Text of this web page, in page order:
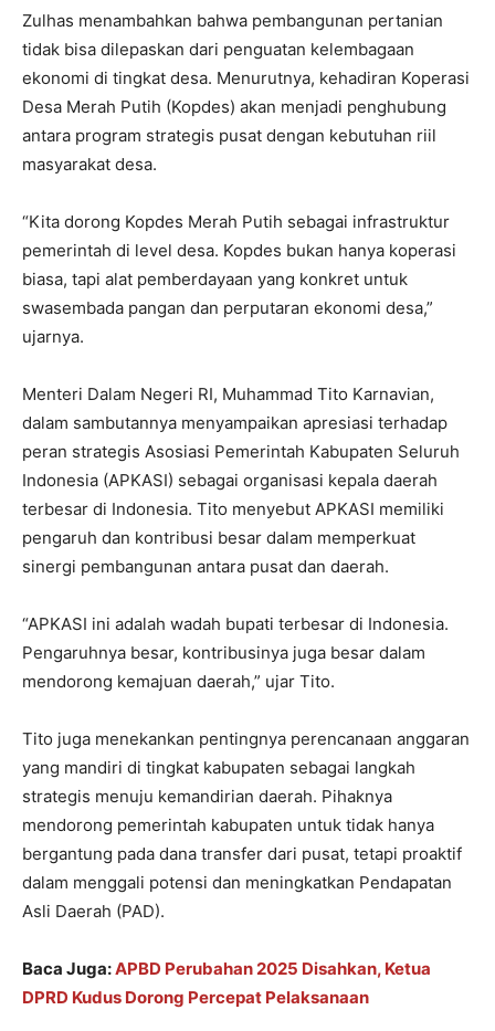
Zulhas menambahkan bahwa pembangunan pertanian
tidak bisa dilepaskan dari penguatan kelembagaan
ekonomi di tingkat desa. Menurutnya, kehadiran Koperasi
Desa Merah Putih (Kopdes) akan menjadi penghubung
antara program strategis pusat dengan kebutuhan riil
masyarakat desa.
“Kita dorong Kopdes Merah Putih sebagai infrastruktur
pemerintah di level desa. Kopdes bukan hanya koperasi
biasa, tapi alat pemberdayaan yang konkret untuk
swasembada pangan dan perputaran ekonomi desa,”
ujarnya.
Menteri Dalam Negeri RI, Muhammad Tito Karnavian,
dalam sambutannya menyampaikan apresiasi terhadap
peran strategis Asosiasi Pemerintah Kabupaten Seluruh
Indonesia (APKASI) sebagai organisasi kepala daerah
terbesar di Indonesia. Tito menyebut APKASI memiliki
pengaruh dan kontribusi besar dalam memperkuat
sinergi pembangunan antara pusat dan daerah.
“APKASI ini adalah wadah bupati terbesar di Indonesia.
Pengaruhnya besar, kontribusinya juga besar dalam
mendorong kemajuan daerah,” ujar Tito.
Tito juga menekankan pentingnya perencanaan anggaran
yang mandiri di tingkat kabupaten sebagai langkah
strategis menuju kemandirian daerah. Pihaknya
mendorong pemerintah kabupaten untuk tidak hanya
bergantung pada dana transfer dari pusat, tetapi proaktif
dalam menggali potensi dan meningkatkan Pendapatan
Asli Daerah (PAD).
Baca Juga:APBD Perubahan 2025 Disahkan, Ketua
DPRD Kudus Dorong Percepat Pelaksanaan